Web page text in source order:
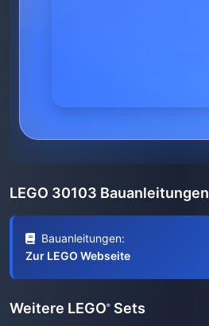
LEGO 30103 Bauanleitungen
Bauanleitungen:
Zur LEGO Webseite
Weitere LEGO® Sets